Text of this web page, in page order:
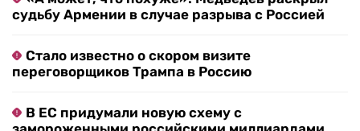
судьбу Армении в случае разрыва с Россией
Стало известно о скором визите
переговорщиков Трампа в Россию
В ЕС придумали новую схему с